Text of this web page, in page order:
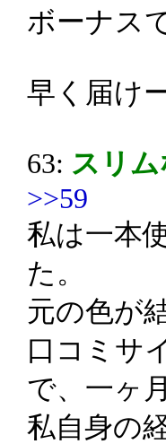
ボーナス
早く届け
63: スリ
>>59
私は一本
た。
元の色が
口コミサ
で、一ヶ
私自身の